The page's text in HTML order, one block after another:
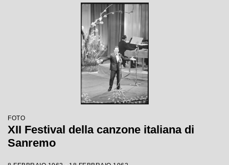
FOTO
XII Festival della canzone italiana di
Sanremo